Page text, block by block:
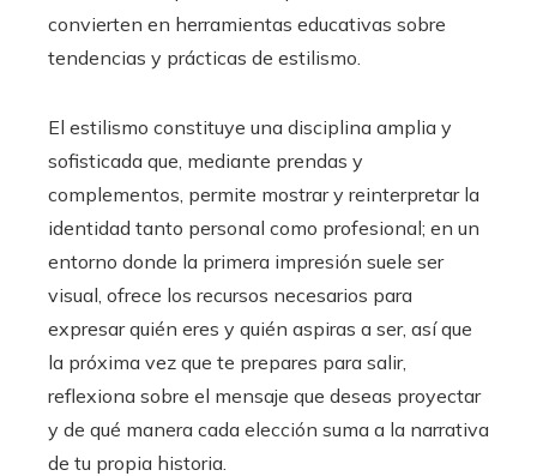
convierten en herramientas educativas sobre
tendencias y prácticas de estilismo.
El estilismo constituye una disciplina amplia y
sofisticada que, mediante prendas y
complementos, permite mostrar y reinterpretar la
identidad tanto personal como profesional; en un
entorno donde la primera impresión suele ser
visual, ofrece los recursos necesarios para
expresar quién eres y quién aspiras a ser, así que
la próxima vez que te prepares para salir,
reflexiona sobre el mensaje que deseas proyectar
y de qué manera cada elección suma a la narrativa
de tu propia historia.